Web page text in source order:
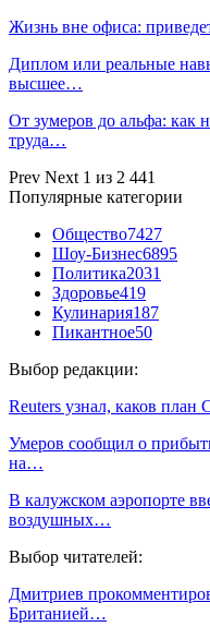
Жизнь вне офиса:
Диплом или реальные
высшее…
От зумеров до альфа: как
труда…
Prev Next 1 из 2 441
Популярные категории
Общество7427
Шоу-Бизнес6895
Политика2031
Здоровье419
Кулинария187
Пикантное50
Выбор редакции:
Reuters узнал, каков
Умеров сообщил о
на…
В калужском аэропорте
воздушных…
Выбор читателей:
Дмитриев
Британией…